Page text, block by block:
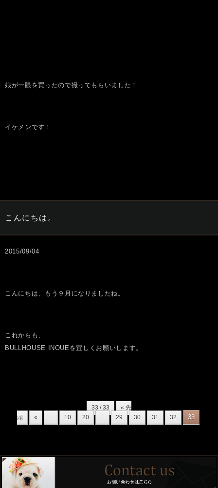
娘が一眼を買ったので撮ってもらいました！
イケメンです！
こんにちは。
2015/09/04
こんにちは、もう９月になりましたね。
これからも、
BULLHOUSE INOUEを宜しくお願いします。
33 / 33
« 先
頭
« ... 10 20 ... 29 30 31 32 33